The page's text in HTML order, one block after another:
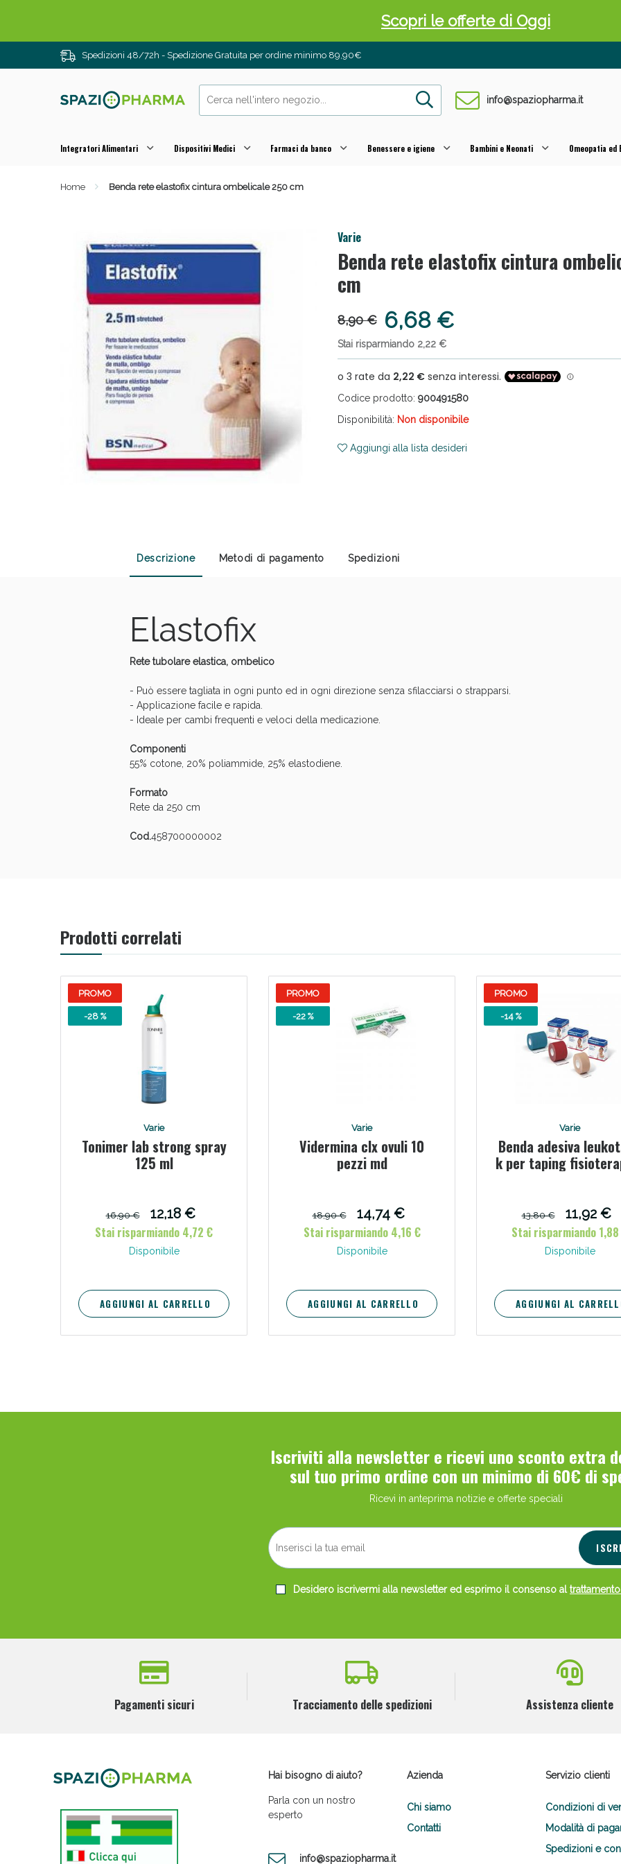
Spedizioni 48/72h - Spedizione Gratuita per ordine minimo 89,90€
info@spaziopharma.it
Integratori Alimentari Dispositivi Medici Farmaci da banco Benessere e igiene Bambini e Neonati Omeopatia
Home Benda rete elastofix cintura ombelicale 250 cm
Varie
Benda rete elastofix cintura
cm
8,90 € 6,68 €
Stai risparmiando 2,22 €
Codice prodotto: 900491580
Disponibilità: Non disponibile
Aggiungi alla lista desideri
Descrizione Metodi di pagamento Spedizioni
Elastofix
Rete tubolare elastica, ombelico
- Può essere tagliata in ogni punto ed in ogni direzione senza sfilacciarsi o strapparsi.
- Applicazione facile e rapida.
- Ideale per cambi frequenti e veloci della medicazione.
Componenti
55% cotone, 20% poliammide, 25% elastodiene.
Formato
Rete da 250 cm
Cod.458700000002
Prodotti correlati
PROMO
-28 %
Varie
Tonimer lab strong spray
125 ml
16,90 €
12,18 €
Stai risparmiando 4,72 €
Disponibile
AGGIUNGI AL CARRELLO
PROMO
-22 %
Varie
Vidermina clx ovuli 10
pezzi md
18,90 €
14,74 €
Stai risparmiando 4,16 €
Disponibile
AGGIUNGI AL CARRELLO
PROMO
-14 %
Varie
Benda adesiva
k per taping
in rotolo
13,80 €
11,92 €
Stai risparmiando
Disponibile
AGGIUNGI AL
Iscriviti alla newsletter e ricevi uno sconto extra
sul tuo primo ordine con un minimo di 60€ di
Ricevi in anteprima notizie e offerte speciali
Desidero iscrivermi alla newsletter ed esprimo il consenso al
Pagamenti sicuri Tracciamento delle spedizioni Assistenza cliente
Hai bisogno di aiuto?
Parla con un nostro
esperto
info@spaziopharma.it
Azienda
Chi siamo
Contatti
Servizio clienti
Condizioni di
Modalità di
Spedizioni e
Drenanti e Pancia Piatta: Sconti fino al 55% validi solo
Salini e Multivitaminici: oggi Sconto extra fino al
Vie Urinarie e Prostata: Sconti fino al 45% oggi!
Scopri le offerte di Oggi